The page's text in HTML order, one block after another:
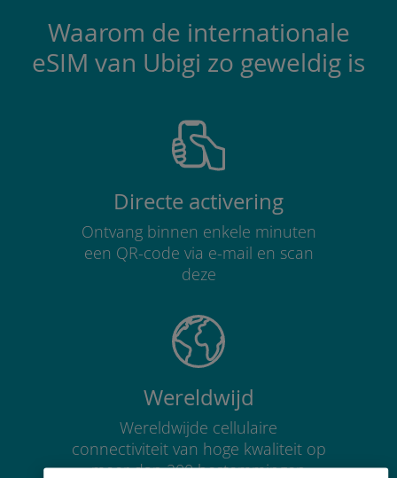
Waarom de internationale
eSIM van Ubigi zo geweldig is
Directe activering
Ontvang binnen enkele minuten
een QR-code via e-mail en scan
deze
Wereldwijd
Wereldwijde cellulaire
connectiviteit van hoge kwaliteit op
meer dan 200 bestemmingen